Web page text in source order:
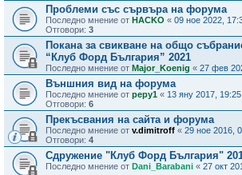
Проблеми със сървъра на форума
Последно мнение от HACKO « 09 ное 2022,
Отговори: 3
Покана за свикване на общо
“Клуб Форд България” 2021
Последно мнение от Major_Koenig « 27 фев
Външния вид на форума
Последно мнение от pepy1 « 13 яну 2017, 19:25
Отговори: 6
Прекъсвания на сайта и форума
Последно мнение от v.dimitroff « 29 ное 2016,
Отговори: 4
Сдружение "Клуб Форд България"
Последно мнение от Dani_Barabani « 27 окт